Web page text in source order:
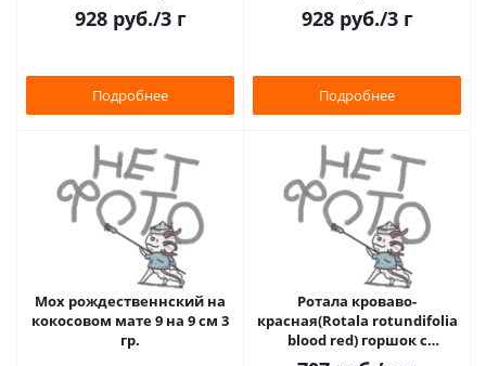
928руб./3 г
Подробнее
928руб./3 г
Подробнее
Мох рождественнский на
кокосовом мате 9 на 9 см 3
гр.
Ротала кроваво-
красная(Rotala rotundifolia
blood red) горшок с
кокосовым волокном